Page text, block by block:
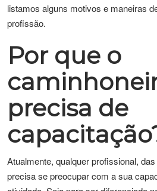
listamos alguns motivos e maneiras
profissão.
Por que o
precisa de
Atualmente, qualquer profissional,
precisa se preocupar com a sua